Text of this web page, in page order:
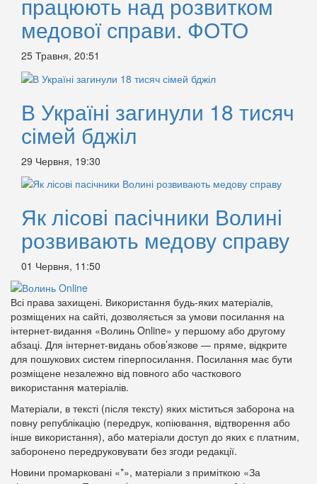
працюють над розвитком
медової справи. ФОТО
25 Травня, 20:51
В Україні загинули 18 тисяч
сімей бджіл
29 Червня, 19:30
Як лісові пасічники Волині
розвивають медову справу
01 Червня, 11:50
Всі права захищені. Використання будь-яких матеріалів,
розміщених на сайті, дозволяється за умови посилання на
інтернет-видання «Волинь Online» у першому або другому
абзаці. Для інтернет-видань обов’язкове — пряме, відкрите
для пошукових систем гіперпосилання. Посилання має бути
розміщене незалежно від повного або часткового
використання матеріалів.
Матеріали, в тексті (після тексту) яких міститься заборона на
повну републікацію (передрук, копіювання, відтворення або
інше використання), або матеріали доступ до яких є платним,
заборонено передруковувати без згоди редакції.
Новини промарковані «*», матеріали з приміткою «За